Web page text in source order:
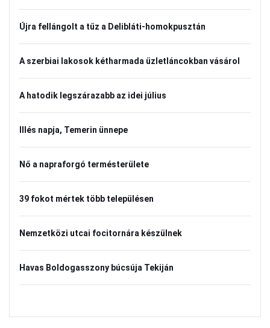
Újra fellángolt a tűz a Delibláti-homokpusztán
A szerbiai lakosok kétharmada üzletláncokban vásárol
A hatodik legszárazabb az idei július
Illés napja, Temerin ünnepe
Nő a napraforgó termésterülete
39 fokot mértek több településen
Nemzetközi utcai focitornára készülnek
Havas Boldogasszony búcsúja Tekiján